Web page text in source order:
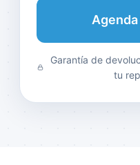
Agenda
Garantía de
tu